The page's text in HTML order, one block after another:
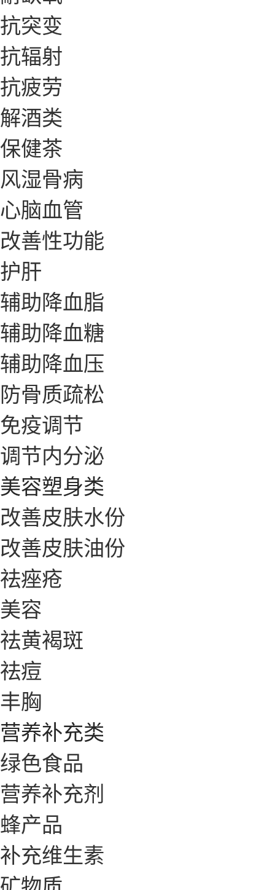
抗突变
抗辐射
抗疲劳
解酒类
保健茶
风湿骨病
心脑血管
改善性功能
护肝
辅助降血脂
辅助降血糖
辅助降血压
防骨质疏松
免疫调节
调节内分泌
美容塑身类
改善皮肤水份
改善皮肤油份
祛痤疮
美容
祛黄褐斑
祛痘
丰胸
营养补充类
绿色食品
营养补充剂
蜂产品
补充维生素